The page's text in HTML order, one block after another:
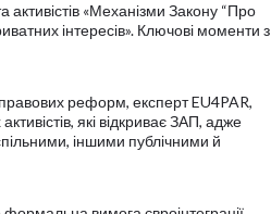
активістів «Механізми Закону “Про
інтересів». Ключові моменти з
реформ, експерт EU4PAR,
які відкриває ЗАП, адже
іншими публічними й